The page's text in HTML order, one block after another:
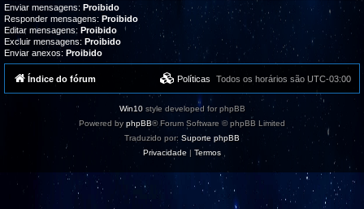
Enviar mensagens: Proibido
Responder mensagens: Proibido
Editar mensagens: Proibido
Excluir mensagens: Proibido
Enviar anexos: Proibido
Índice do fórum Todos os horários são UTC-03:00
Políticas
Win10style developed for phpBB
Powered by phpBB® Forum Software © phpBB Limited
Traduzido por: Suporte phpBB
Privacidade | Termos